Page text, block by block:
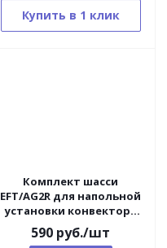
Купить в 1 клик
Комплект шасси
EFT/AG2R для напольной
установки конвектора
Electrolux Air Gate
Transformer
590 руб./шт